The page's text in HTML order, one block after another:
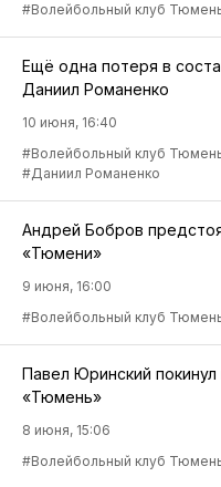
#Волейбольный клуб
Ещё одна потеря в
Даниил Романенко
10 июня, 16:40
#Волейбольный клуб
#Даниил Романенко
Андрей Бобров
«Тюмени»
9 июня, 16:00
#Волейбольный клуб
Павел Юринский
«Тюмень»
8 июня, 15:06
#Волейбольный клуб